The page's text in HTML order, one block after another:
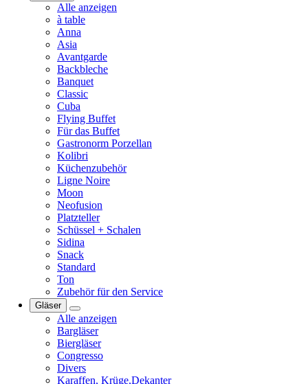
Alle anzeigen
à table
Anna
Asia
Avantgarde
Backbleche
Banquet
Classic
Cuba
Flying Buffet
Für das Buffet
Gastronorm Porzellan
Kolibri
Küchenzubehör
Ligne Noire
Moon
Neofusion
Platzteller
Schüssel + Schalen
Sidina
Snack
Standard
Ton
Zubehör für den Service
Gläser
Alle anzeigen
Bargläser
Biergläser
Congresso
Divers
Karaffen, Krüge,Dekanter